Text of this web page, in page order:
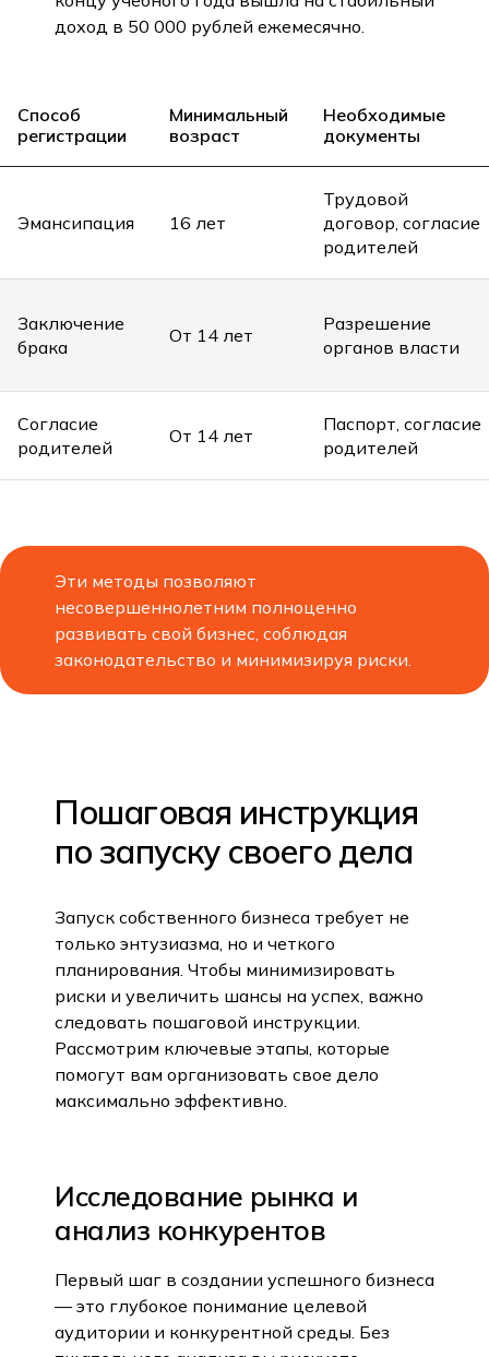
доход в 50 000 рублей ежемесячно.
Способ
регистрации
Минимальный
возраст
Необходимые
документы
Эмансипация 16 лет
Трудовой
договор, согласие
родителей
Заключение
брака
От 14 лет
Разрешение
органов власти
Согласие
родителей
От 14 лет
Паспорт, согласие
родителей
Эти методы позволяют
несовершеннолетним полноценно
развивать свой бизнес, соблюдая
законодательство и минимизируя риски.
Пошаговая инструкция
по запуску своего дела
Запуск собственного бизнеса требует не
только энтузиазма, но и четкого
планирования. Чтобы минимизировать
риски и увеличить шансы на успех, важно
следовать пошаговой инструкции.
Рассмотрим ключевые этапы, которые
помогут вам организовать свое дело
максимально эффективно.
Исследование рынка и
анализ конкурентов
Первый шаг в создании успешного бизнеса
— это глубокое понимание целевой
аудитории и конкурентной среды. Без